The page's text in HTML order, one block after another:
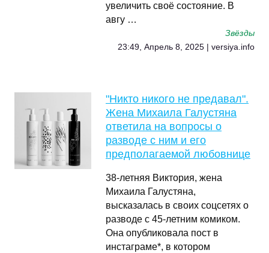
увеличить своё состояние. В
авгу …
Звёзды
23:49, Апрель 8, 2025 | versiya.info
"Никто никого не предавал".
Жена Михаила Галустяна
ответила на вопросы о
разводе с ним и его
предполагаемой любовнице
38-летняя Виктория, жена
Михаила Галустяна,
высказалась в своих соцсетях о
разводе с 45-летним комиком.
Она опубликовала пост в
инстаграме*, в котором